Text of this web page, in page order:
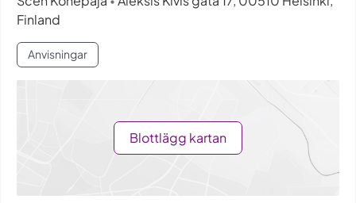
Finland
Anvisningar
Blottlägg kartan